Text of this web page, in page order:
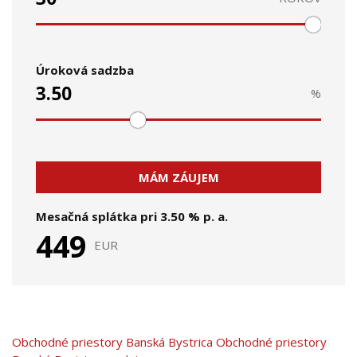
Úroková sadzba
%
MÁM ZÁUJEM
Mesačná splátka pri 3.50 % p. a.
449 EUR
Obchodné priestory Banská Bystrica Obchodné priestory